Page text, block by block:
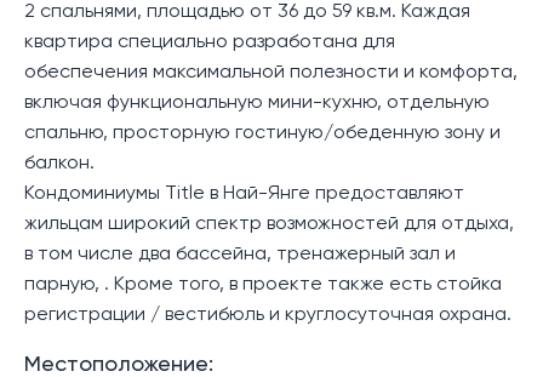
2 спальнями, площадью от 36 до 59 кв.м. Каждая
квартира специально разработана для
обеспечения максимальной полезности и комфорта,
включая функциональную мини-кухню, отдельную
спальню, просторную гостиную/обеденную зону и
балкон.
Кондоминиумы Title в Най-Янге предоставляют
жильцам широкий спектр возможностей для отдыха,
в том числе два бассейна, тренажерный зал и
парную, . Кроме того, в проекте также есть стойка
регистрации / вестибюль и круглосуточная охрана.
Местоположение: